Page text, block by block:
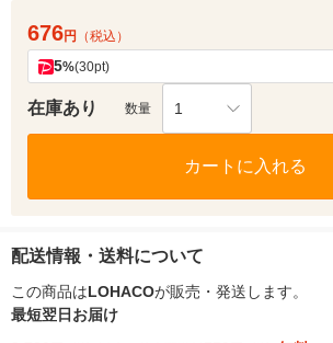
676円 （税込）
5%(30pt)
在庫あり 数量 1
カートに入れる
配送情報・送料について
この商品はLOHACOが販売・発送します。
最短翌日お届け